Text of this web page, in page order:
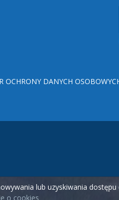
OCHRONY DANYCH
lub uzyskiwania
o cookies